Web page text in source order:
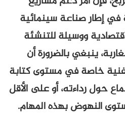
سينمائية
للتنشئة
بالضرورة أن
في مستوى كتابة
أو على الأقل
بهذه المهام.